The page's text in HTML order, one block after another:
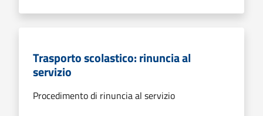
Trasporto scolastico: rinuncia al
servizio
Procedimento di rinuncia al servizio